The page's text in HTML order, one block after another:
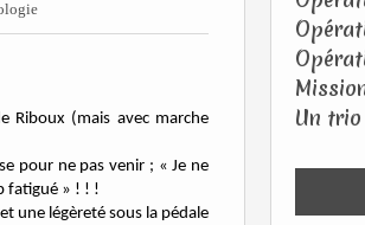
Un
(mais avec marche
pour ne pas venir ; « Je ne
fatigué » ! ! !
une légèreté sous la pédale